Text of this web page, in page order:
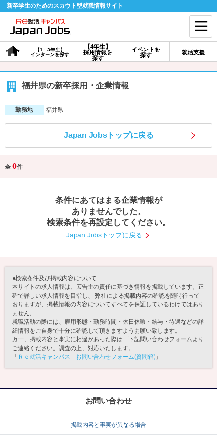
新卒学生のためのスカウト型就職情報サイト
【4年生】
採用情報を
探す
【1～3年生】
インターンを探す
イベントを
探す
就活支援
会員登録 ログイン
会員ID・パスワードを忘れた方はこちら
探す
【4年生】
【1～3年生】
就活ノウハウ・サポート
就活支援
あなたに合う仕事を診断！ 動画で対策講座をチェック
就活ニュースペーパー
就活時事ニュースを更新
よくある質問
不明点があればこちら
福井県の新卒採用・企業情報
勤務地 福井県
Japan Jobsトップに戻る
全 0件
条件にあてはまる企業情報が
ありませんでした。
検索条件を再設定してください。
Japan Jobsトップに戻る
●検索条件及び掲載内容について
本サイトの求人情報は、広告主の責任に基づき情報を掲載しています。正
確で詳しい求人情報を目指し、 弊社による掲載内容の確認を随時行って
おりますが、掲載情報の内容についてすべてを保証しているわけではあり
ません。
就職活動の際には、雇用形態・勤務時間・休日休暇・給与・待遇などの詳
細情報をご自身で十分に確認して頂きますようお願い致します。
万一、掲載内容と事実に相違があった際は、下記問い合わせフォームより
ご連絡ください。調査の上、対応いたします。
「 Ｒｅ就活キャンパス お問い合わせフォーム(質問箱) 」
お問い合わせ
掲載内容と事実が異なる場合